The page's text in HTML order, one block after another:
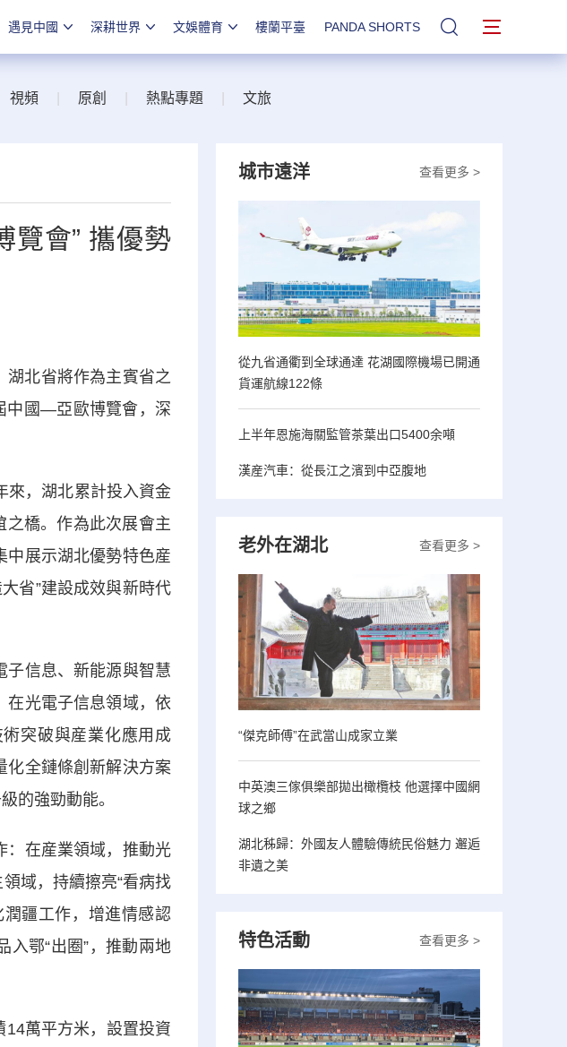
遇見中國 深耕世界 文娛體育 樓蘭平臺 PANDA SHORTS 站內搜索
視頻 原創 熱點專題 文旅
覽會” 攜優勢
北省將作為主賓省之
中國—亞歐博覽會，深
，湖北累計投入資金
之橋。作為此次展會主
中展示湖北優勢特色産
省”建設成效與新時代
信息、新能源與智慧
在光電子信息領域，依
突破與産業化應用成
化全鏈條創新解決方案
的強勁動能。
在産業領域，推動光
域，持續擦亮“看病找
潤疆工作，增進情感認
入鄂“出圈”，推動兩地
萬平方米，設置投資
查看更多 >
城市遠洋
從九省通衢到全球通達 花湖國際機場已開通
貨運航線122條
上半年恩施海關監管茶葉出口5400余噸
漢産汽車：從長江之濱到中亞腹地
查看更多 >
老外在湖北
“傑克師傅”在武當山成家立業
中英澳三傢俱樂部拋出橄欖枝 他選擇中國網
球之鄉
湖北秭歸：外國友人體驗傳統民俗魅力 邂逅
非遺之美
查看更多 >
特色活動